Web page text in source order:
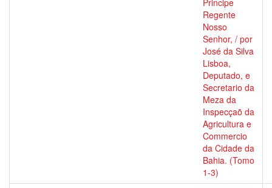
Principe
Regente
Nosso
Senhor, / por
José da Silva
Lisboa,
Deputado, e
Secretario da
Meza da
Inspecçaõ da
Agricultura e
Commercio
da Cidade da
Bahia. (Tomo
1-3)